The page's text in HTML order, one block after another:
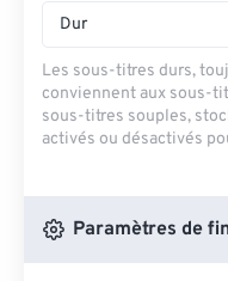
Dur
Les sous-titres durs,
conviennent aux sous-
sous-titres souples,
activés ou désactivés
Paramètres de